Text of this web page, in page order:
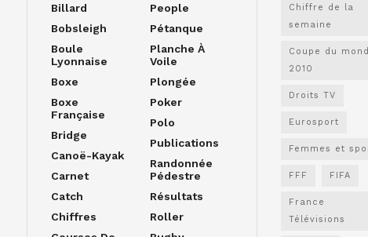
Billard
Bobsleigh
Boule
Lyonnaise
Boxe
Boxe
Française
Bridge
Canoë-Kayak
Carnet
Catch
Chiffres
People
Pétanque
Planche À
Voile
Plongée
Poker
Polo
Publications
Randonnée
Pédestre
Résultats
Roller
Chiffre de la
semaine
Coupe du
2010
Droits TV
Eurosport
Femmes et
FFF FIFA
France
Télévisions